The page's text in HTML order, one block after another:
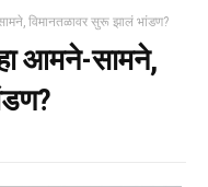
विमानतळावर सुरू झालं भांडण?
आमने-सामने,